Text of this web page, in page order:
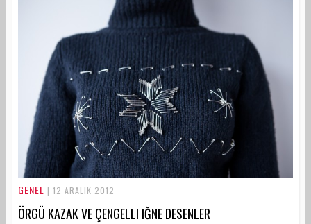
GENEL | 12 ARALIK 2012
ÖRGÜ KAZAK VE ÇENGELLI IĞNE DESENLER